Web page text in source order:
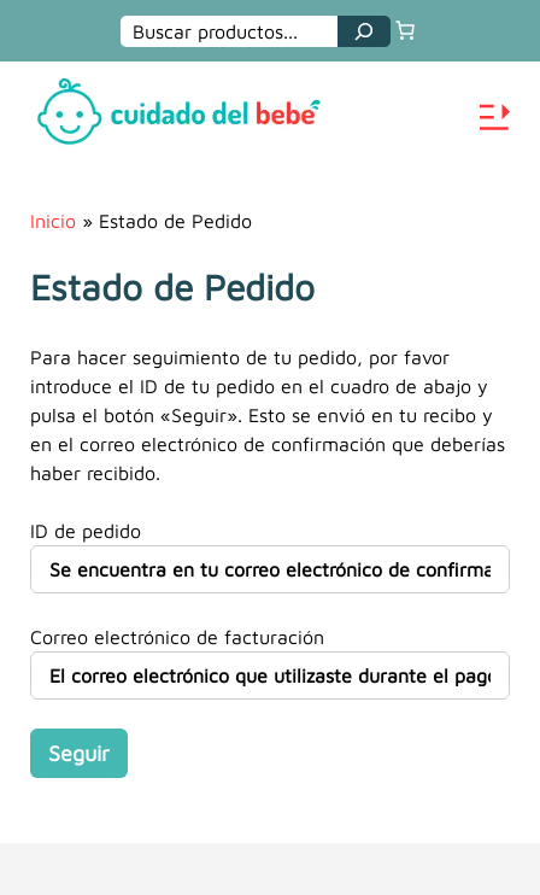
Buscar
Inicio » Estado de Pedido
Estado de Pedido
Para hacer seguimiento de tu pedido, por favor
introduce el ID de tu pedido en el cuadro de abajo y
pulsa el botón «Seguir». Esto se envió en tu recibo y
en el correo electrónico de confirmación que deberías
haber recibido.
ID de pedido
Correo electrónico de facturación
Seguir